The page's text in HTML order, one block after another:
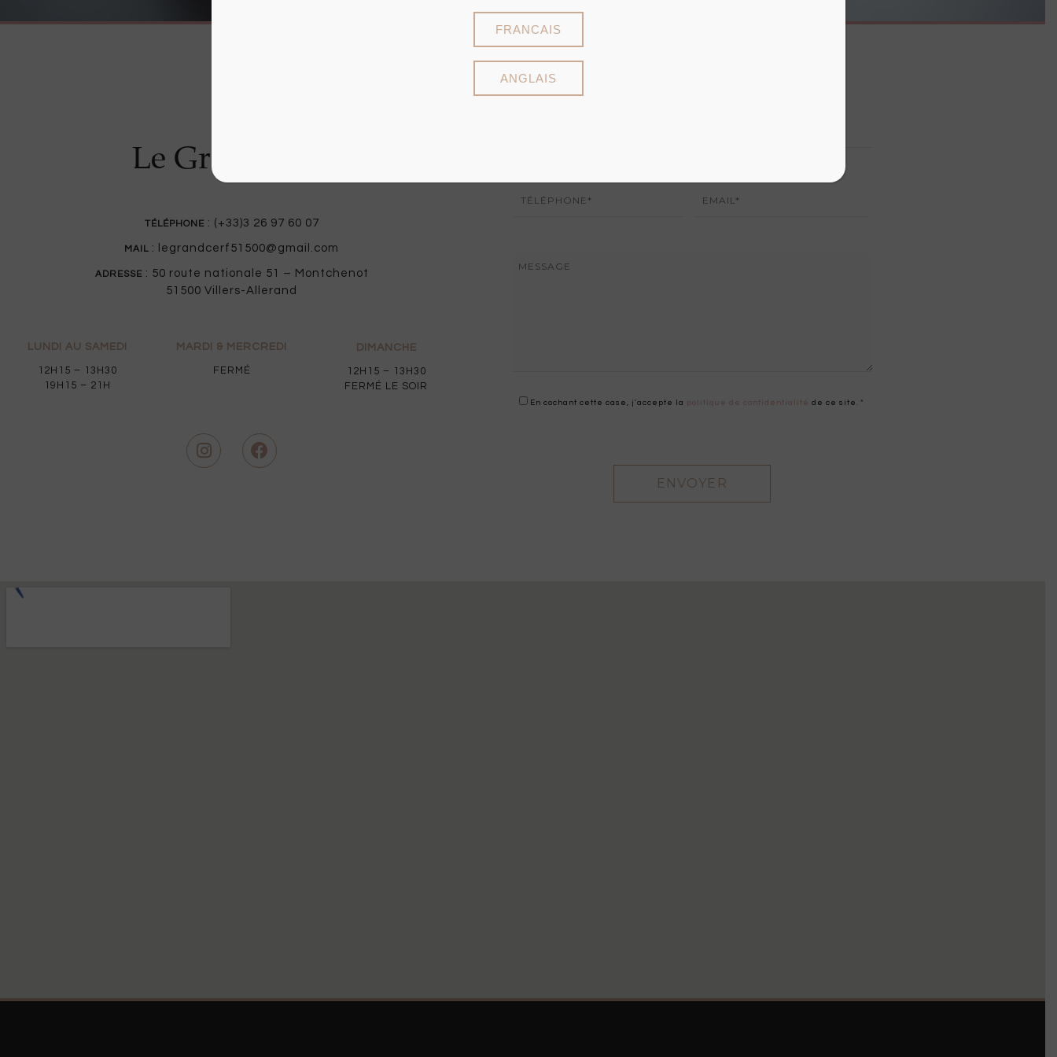
Le Grand Cerf
TÉLÉPHONE : (+33)3 26 97 60 07
MAIL : legrandcerf51500@gmail.com
ADRESSE : 50 route nationale 51 – Montchenot
51500 Villers-Allerand
LUNDI AU SAMEDI
12H15 – 13H30
19H15 – 21H
MARDI & MERCREDI
FERMÉ
DIMANCHE
12H15 – 13H30
FERMÉ LE SOIR
En cochant cette case, j'accepte la politique de confidentialité de ce site. *
FRANCAIS
ANGLAIS